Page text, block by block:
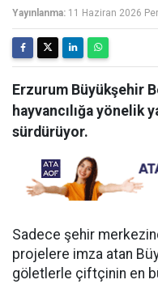
Yayınlanma: 11 Haziran 2026
Erzurum Büyükşehir
hayvancılığa yönelik
sürdürüyor.
Sadece şehir
projelere imza atan
göletlerle çiftçinin en